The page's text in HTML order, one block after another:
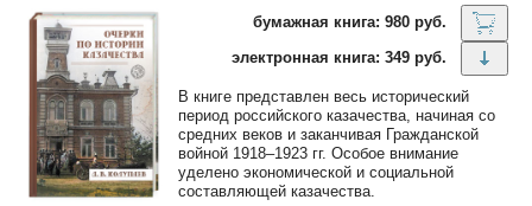
бумажная книга: 980 руб.
электронная книга: 349 руб.
В книге представлен весь исторический
период российского казачества, начиная со
средних веков и заканчивая Гражданской
войной 1918–1923 гг. Особое внимание
уделено экономической и социальной
составляющей казачества.